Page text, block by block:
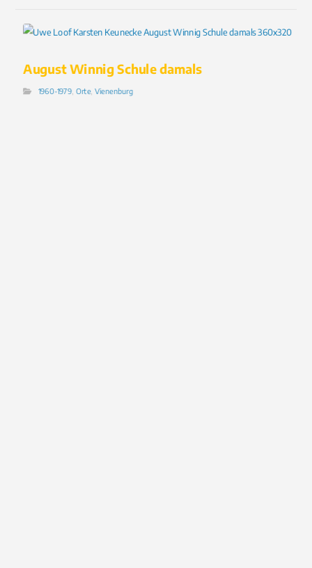
August Winnig Schule damals
1960-1979 ,Orte,Vienenburg